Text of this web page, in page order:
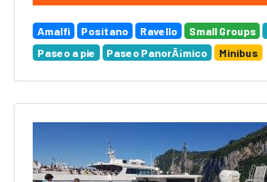
Amalfi Positano Ravello Small Groups
Paseo a pie
Paseo PanorÃ¡mico Minibus